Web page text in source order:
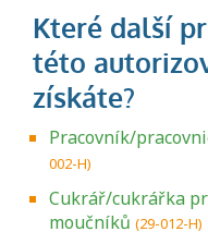
Pracovník/
002-H)
Cukrář/cukrářka
moučníků (29-012-H)